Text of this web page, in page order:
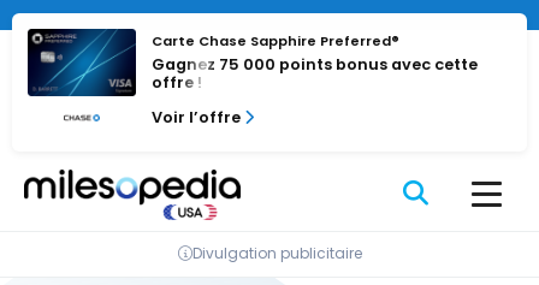
Passer
contenu
Carte Chase Sapphire Preferred®
Gagnez 75 000 points bonus avec cette
offre !
Voir l’offre
Divulgation publicitaire